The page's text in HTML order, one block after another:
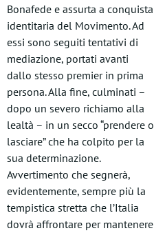
Bonafede e assurta a conquista
identitaria del Movimento. Ad
essi sono seguiti tentativi di
mediazione, portati avanti
dallo stesso premier in prima
persona. Alla fine, culminati –
dopo un severo richiamo alla
lealtà – in un secco “prendere o
lasciare” che ha colpito per la
sua determinazione.
Avvertimento che segnerà,
evidentemente, sempre più la
tempistica stretta che l’Italia
dovrà affrontare per mantenere